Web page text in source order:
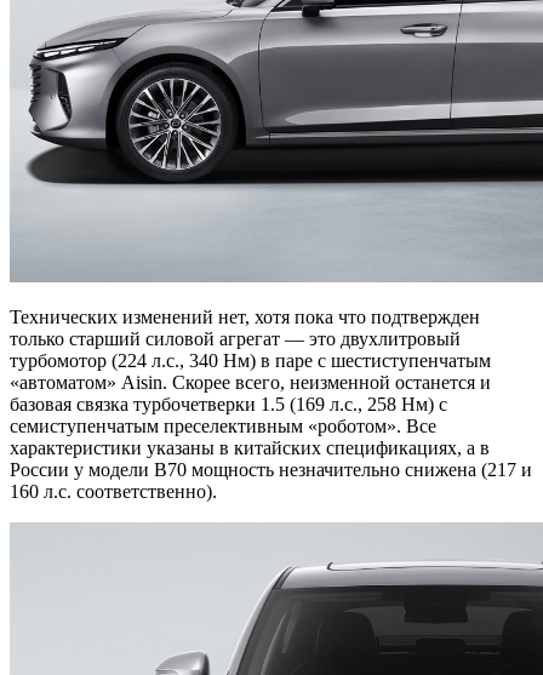
Технических изменений нет, хотя пока что подтвержден
только старший силовой агрегат — это двухлитровый
турбомотор (224 л.с., 340 Нм) в паре с шестиступенчатым
«автоматом» Aisin. Скорее всего, неизменной останется и
базовая связка турбочетверки 1.5 (169 л.с., 258 Нм) с
семиступенчатым преселективным «роботом». Все
характеристики указаны в китайских спецификациях, а в
России у модели B70 мощность незначительно снижена (217 и
160 л.с. соответственно).